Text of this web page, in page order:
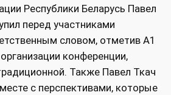
Республики Беларусь Павел
перед участниками
словом, отметив A1
конференции,
Также Павел Ткач
с перспективами, которые